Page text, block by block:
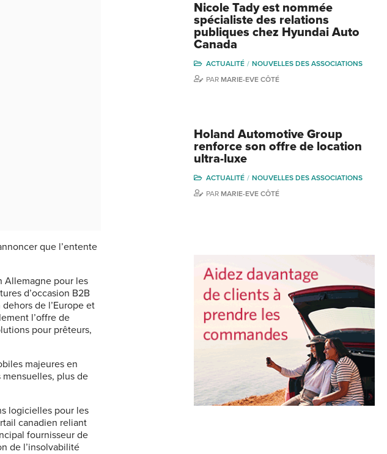
que l’entente
Allemagne pour les
d’occasion B2B
de l’Europe et
l’offre de
pour prêteurs,
majeures en
plus de
logicielles pour les
canadien reliant
fournisseur de
de l’insolvabilité
Nicole Tady est nommée
spécialiste des relations
publiques chez Hyundai Auto
Canada
ACTUALITÉ
NOUVELLES DES ASSOCIATIONS
PAR MARIE-EVE CÔTÉ
Holand Automotive Group
renforce son offre de location
ultra-luxe
ACTUALITÉ
NOUVELLES DES ASSOCIATIONS
PAR MARIE-EVE CÔTÉ